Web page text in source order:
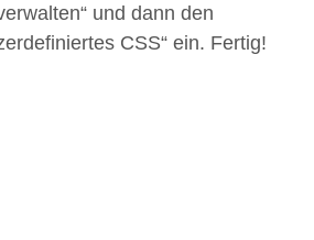
und dann den
CSS“ ein. Fertig!